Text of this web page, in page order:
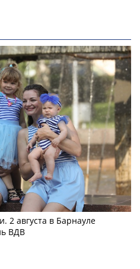
2 августа в Барнауле
ВДВ